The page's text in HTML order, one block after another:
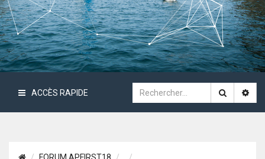
ACCÈS RAPIDE